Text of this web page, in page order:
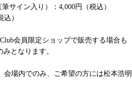
サイン入り）：4,000円（税込）
）
会員限定ショップで販売する場合も
となります。
場内でのみ、ご希望の方には松本浩明